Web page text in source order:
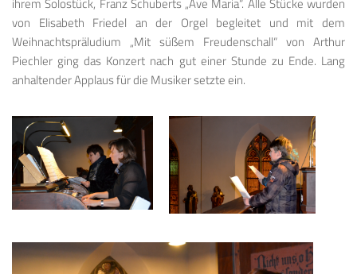
von Elisabeth Friedel an der Orgel begleitet und mit dem
Weihnachtspräludium „Mit süßem Freudenschall“ von Arthur
Piechler ging das Konzert nach gut einer Stunde zu Ende. Lang
anhaltender Applaus für die Musiker setzte ein.